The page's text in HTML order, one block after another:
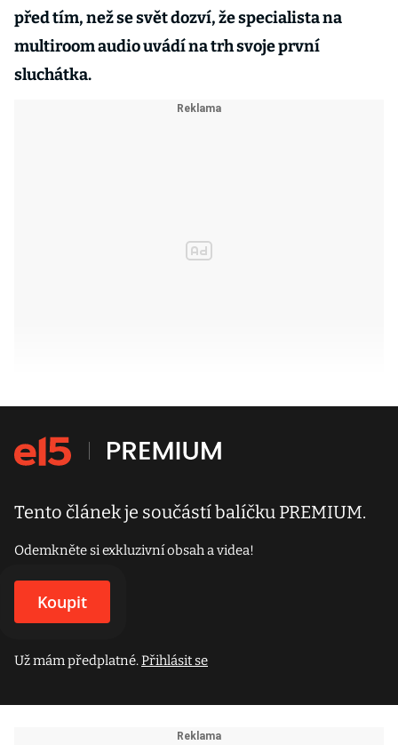
před tím, než se svět dozví, že specialista na
multiroom audio uvádí na trh svoje první
sluchátka.
Tento článek je součástí balíčku PREMIUM.
Odemkněte si exkluzivní obsah a videa!
Koupit
Už mám předplatné.Přihlásit se